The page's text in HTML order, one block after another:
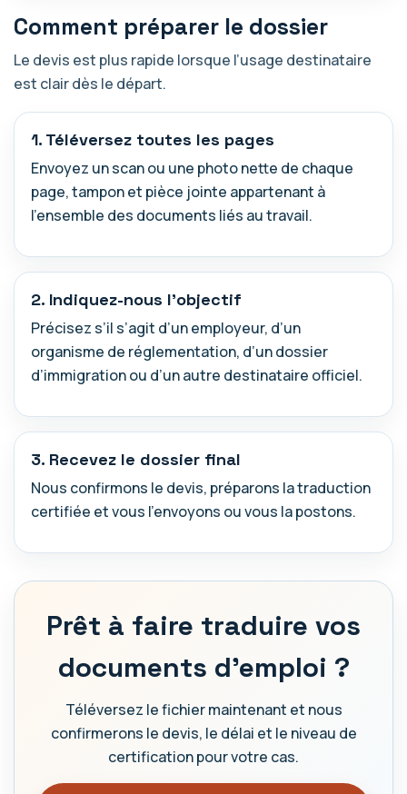
Comment préparer le dossier
Le devis est plus rapide lorsque l’usage destinataire
est clair dès le départ.
1. Téléversez toutes les pages
Envoyez un scan ou une photo nette de chaque
page, tampon et pièce jointe appartenant à
l’ensemble des documents liés au travail.
2. Indiquez-nous l’objectif
Précisez s’il s’agit d’un employeur, d’un
organisme de réglementation, d’un dossier
d’immigration ou d’un autre destinataire officiel.
3. Recevez le dossier final
Nous confirmons le devis, préparons la traduction
certifiée et vous l’envoyons ou vous la postons.
Prêt à faire traduire vos
documents d’emploi ?
Téléversez le fichier maintenant et nous
confirmerons le devis, le délai et le niveau de
certification pour votre cas.